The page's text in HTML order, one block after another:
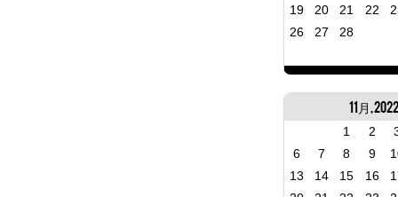
19
20 21 22
26
27 28
11月, 2022
1 2
6
7 8 9
13
14 15 16